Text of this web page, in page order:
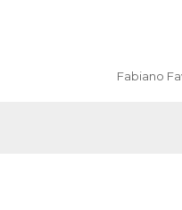
Fabiano